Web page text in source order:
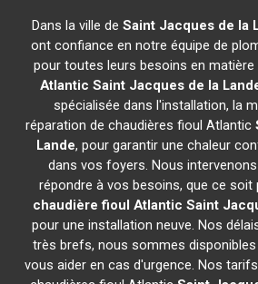
Dans la ville deSaint Jacques de la
ont confiance en notre équipe de
pour toutes leurs besoins en matière
Atlantic Saint Jacques de la
spécialisée dans l'installation, la
réparation de chaudières fioul Atlantic
Lande, pour garantir une chaleur
dans vos foyers. Nous
répondre à vos besoins, que ce soit
chaudière fioul Atlantic Saint
pour une installation neuve. Nos
très brefs, nous sommes
vous aider en cas d'urgence. Nos